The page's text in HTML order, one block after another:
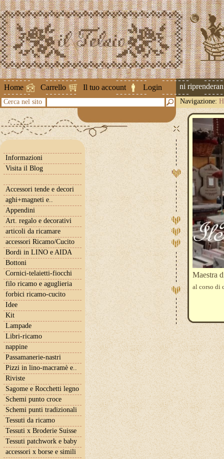
Home Carrello Il tuo account Login
Attenzione ! Le spedizioni
Cerca nel sito Navigazione:
Informazioni
Visita il Blog
Accessori tende e decori
aghi+magneti e..
Appendini
Art. regalo e decorativi
articoli da ricamare
accessori Ricamo/Cucito
Bordi in LINO e AIDA
Bottoni
Cornici-telaietti-fiocchi
filo ricamo e aguglieria
forbici ricamo-cucito
Idee
Kit
Lampade
Libri-ricamo
nappine
Passamanerie-nastri
Pizzi in lino-macramè e..
Riviste
Sagome e Rocchetti legno
Schemi punto croce
Schemi punti tradizionali
Tessuti da ricamo
Tessuti x Broderie Suisse
Tessuti patchwork e baby
accessori x borse e simili
Maestra
al corso di